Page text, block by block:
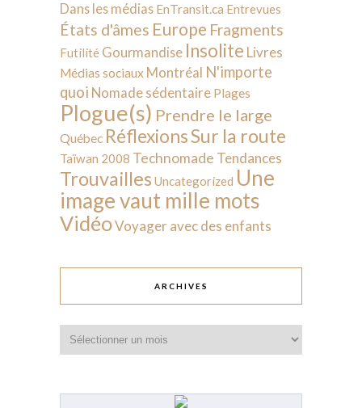
Dans les médias EnTransit.ca Entrevues
États d'âmes Europe Fragments
Futilité Gourmandise Insolite Livres
Médias sociaux Montréal N'importe
quoi Nomade sédentaire Plages
Plogue(s) Prendre le large
Québec RéflexionsSur la route
Taïwan 2008 Technomade Tendances
Trouvailles Uncategorized Une
image vaut mille mots
VidéoVoyager avec des enfants
ARCHIVES